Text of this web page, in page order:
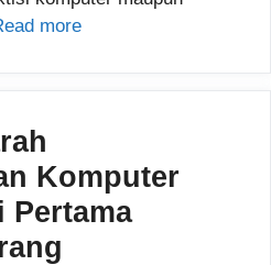
more
Komputer
Pertama